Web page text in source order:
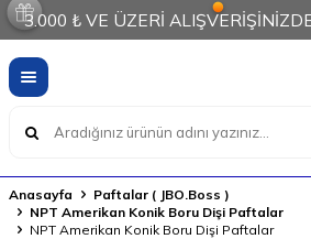
3.000 ₺ VE ÜZERİ
Anasayfa
Paftalar ( JBO.Boss )
NPT Amerikan Konik Boru Dişi Paftalar
NPT Amerikan Konik Boru Dişi Paftalar